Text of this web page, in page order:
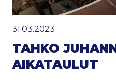
31.03.2023
TAHKO
AIKATAULUT